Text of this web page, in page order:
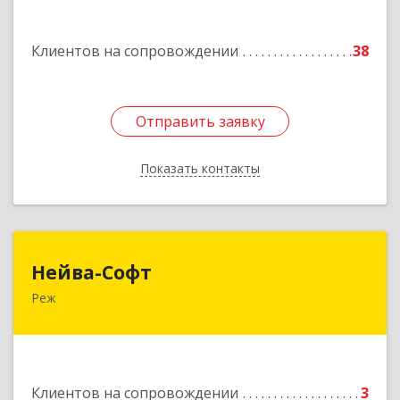
Клиентов на сопровождении 38
Отправить заявку
Показать контакты
Отправить заявку
Назад
Нейва-Софт
Реж
Клиентов на сопровождении
3
623750, Свердловская обл, Режевской р-н, Реж